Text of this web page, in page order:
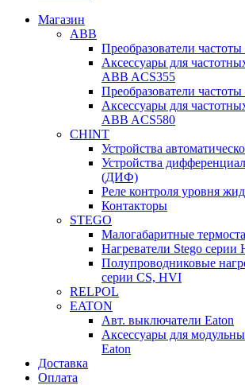
Магазин
ABB
Преобразователи
Аксессуары для
ABB ACS355
Преобразователи
Аксессуары для
ABB ACS580
CHINT
Устройства
Устройства
(ДИФ)
Реле контроля уровня
Контакторы
STEGO
Малогабаритные
Нагреватели Stego серии
Полупроводниковые
серии CS, HVI
RELPOL
EATON
Авт. выключатели Eaton
Аксессуары для
Eaton
Доставка
Оплата